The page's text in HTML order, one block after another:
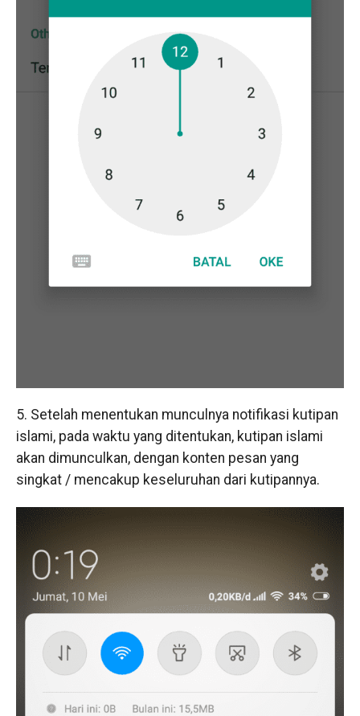
5. Setelah menentukan munculnya notifikasi kutipan
islami, pada waktu yang ditentukan, kutipan islami
akan dimunculkan, dengan konten pesan yang
singkat / mencakup keseluruhan dari kutipannya.